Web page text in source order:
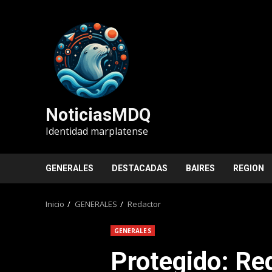
NoticiasMDQ
Identidad marplatense
GENERALES DESTACADAS BAIRES REGION
Inicio GENERALES Redactor
GENERALES
Protegido: